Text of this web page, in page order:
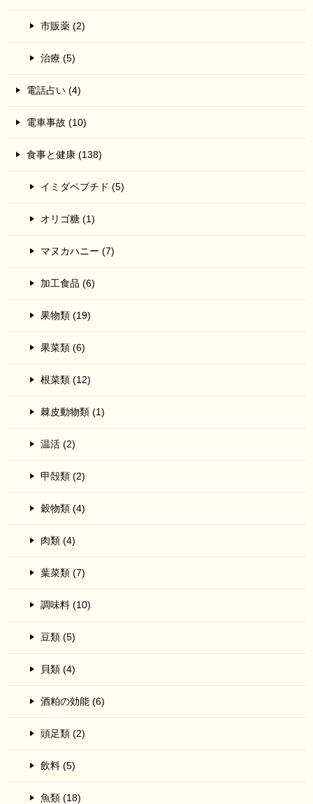
市販薬 (2)
治療 (5)
電話占い (4)
電車事故 (10)
食事と健康 (138)
イミダペプチド (5)
オリゴ糖 (1)
マヌカハニー (7)
加工食品 (6)
果物類 (19)
果菜類 (6)
根菜類 (12)
棘皮動物類 (1)
温活 (2)
甲殻類 (2)
穀物類 (4)
肉類 (4)
葉菜類 (7)
調味料 (10)
豆類 (5)
貝類 (4)
酒粕の効能 (6)
頭足類 (2)
飲料 (5)
魚類 (18)